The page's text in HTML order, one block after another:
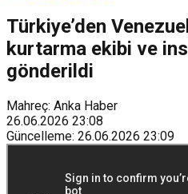
Türkiye’den
kurtarma ekibi ve
gönderildi
Mahreç: Anka Haber
26.06.2026 23:08
Güncelleme: 26.06.2026 23:09